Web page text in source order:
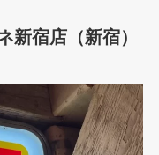
新宿店（新宿）